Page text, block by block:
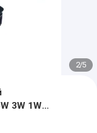
2/5
3W 1W